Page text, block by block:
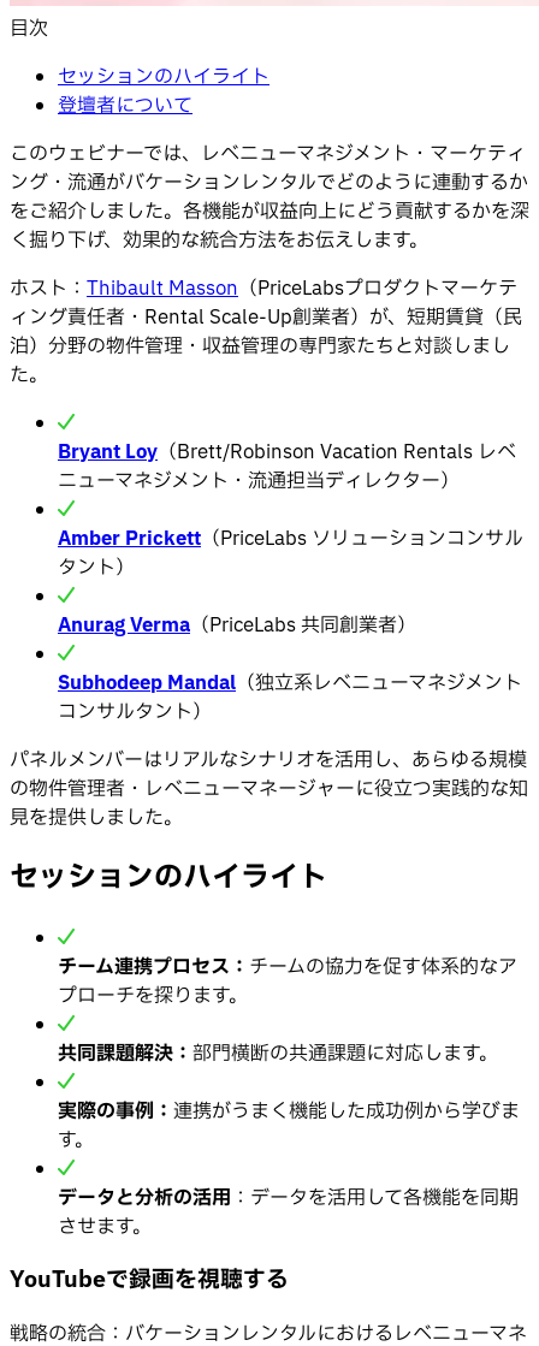
目次
セッションのハイライト
登壇者について
このウェビナーでは、レベニューマネジメント・マーケティ
ング・流通がバケーションレンタルでどのように連動するか
をご紹介しました。各機能が収益向上にどう貢献するかを深
く掘り下げ、効果的な統合方法をお伝えします。
ホスト： Thibault Masson （PriceLabsプロダクトマーケテ
ィング責任者・Rental Scale-Up創業者）が、短期賃貸（民
泊）分野の物件管理・収益管理の専門家たちと対談しまし
た。
Bryant Loy （Brett/Robinson Vacation Rentals レベ
ニューマネジメント・流通担当ディレクター）
Amber Prickett （PriceLabs ソリューションコンサル
タント）
Anurag Verma （PriceLabs 共同創業者）
Subhodeep Mandal （独立系レベニューマネジメント
コンサルタント）
パネルメンバーはリアルなシナリオを活用し、あらゆる規模
の物件管理者・レベニューマネージャーに役立つ実践的な知
見を提供しました。
セッションのハイライト
チーム連携プロセス： チームの協力を促す体系的なア
プローチを探ります。
共同課題解決： 部門横断の共通課題に対応します。
実際の事例： 連携がうまく機能した成功例から学びま
す。
データと分析の活用 ：データを活用して各機能を同期
させます。
YouTubeで録画を視聴する
戦略の統合：バケーションレンタルにおけるレベニューマネ